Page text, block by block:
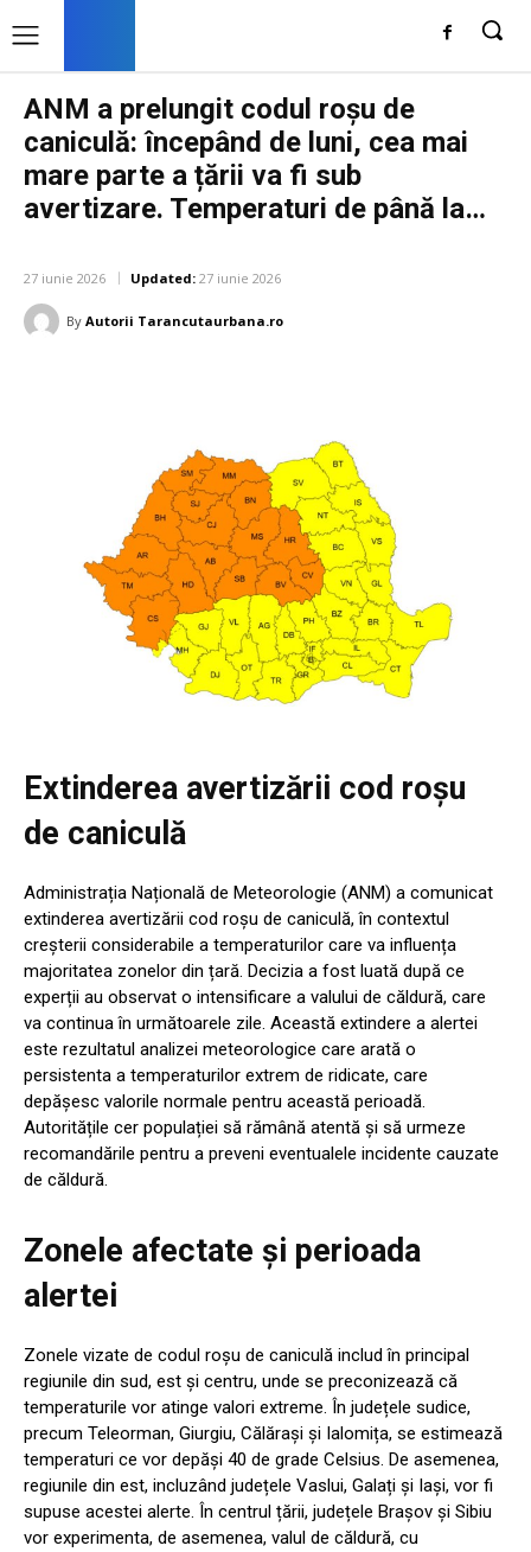
ANM a prelungit codul roșu de
caniculă: începând de luni, cea mai
mare parte a țării va fi sub
avertizare. Temperaturi de până la…
27 iunie 2026 Updated: 27 iunie 2026
By Autorii Tarancutaurbana.ro
Extinderea avertizării cod roșu
de caniculă
Administrația Națională de Meteorologie (ANM) a comunicat
extinderea avertizării cod roșu de caniculă, în contextul
creșterii considerabile a temperaturilor care va influența
majoritatea zonelor din țară. Decizia a fost luată după ce
experții au observat o intensificare a valului de căldură, care
va continua în următoarele zile. Această extindere a alertei
este rezultatul analizei meteorologice care arată o
persistenta a temperaturilor extrem de ridicate, care
depășesc valorile normale pentru această perioadă.
Autoritățile cer populației să rămână atentă și să urmeze
recomandările pentru a preveni eventualele incidente cauzate
de căldură.
Zonele afectate și perioada
alertei
Zonele vizate de codul roșu de caniculă includ în principal
regiunile din sud, est și centru, unde se preconizează că
temperaturile vor atinge valori extreme. În județele sudice,
precum Teleorman, Giurgiu, Călărași și Ialomița, se estimează
temperaturi ce vor depăși 40 de grade Celsius. De asemenea,
regiunile din est, incluzând județele Vaslui, Galați și Iași, vor fi
supuse acestei alerte. În centrul țării, județele Brașov și Sibiu
vor experimenta, de asemenea, valul de căldură, cu